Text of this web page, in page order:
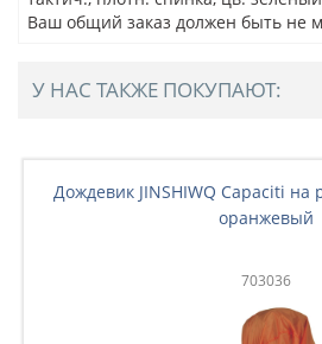
Ваш общий заказ должен быть не
У НАС ТАКЖЕ ПОКУПАЮТ:
Дождевик JINSHIWQ Capaciti на
оранжевый
703036